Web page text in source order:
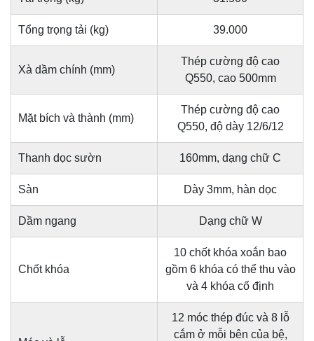
Tổng trọng tải (kg) 39.000
Xà dầm chính (mm)
Thép cường độ cao
Q550, cao 500mm
Mặt bích và thành (mm)
Thép cường độ cao
Q550, độ dày 12/6/12
Thanh dọc sườn 160mm, dạng chữ C
Sàn Dày 3mm, hàn dọc
Dầm ngang Dạng chữ W
Chốt khóa
10 chốt khóa xoắn bao
gồm 6 khóa có thể thu vào
và 4 khóa cố định
12 móc thép đúc và 8 lỗ
cắm ở mỗi bên của bệ,